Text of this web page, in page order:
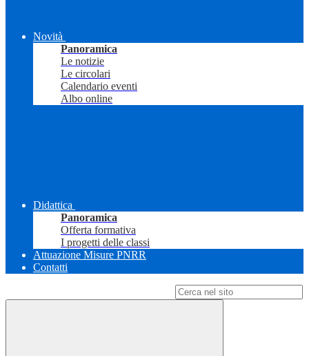
Novità
Panoramica
Le notizie
Le circolari
Calendario eventi
Albo online
Didattica
Panoramica
Offerta formativa
I progetti delle classi
Attuazione Misure PNRR
Contatti